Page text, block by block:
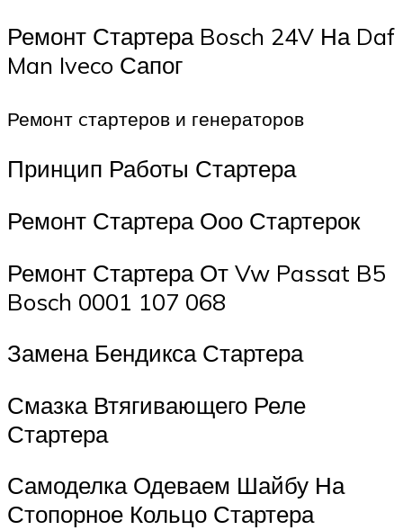
Ремонт Стартера Bosch 24V На Daf
Man Iveco Сапог
Ремонт cтартеров и генераторов
Принцип Работы Стартера
Ремонт Стартера Ооо Стартерок
Ремонт Стартера От Vw Passat B5
Bosch 0001 107 068
Замена Бендикса Стартера
Смазка Втягивающего Реле
Стартера
Самоделка Одеваем Шайбу На
Стопорное Кольцо Стартера